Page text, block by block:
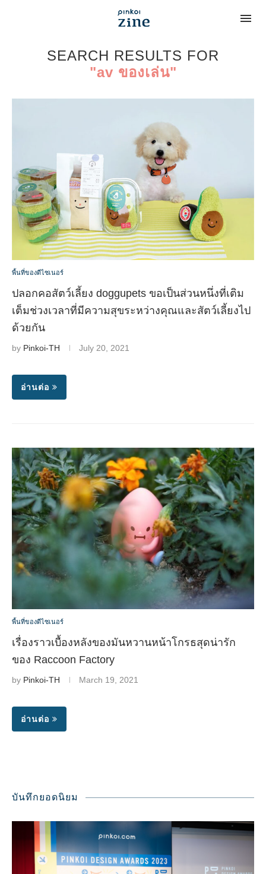
SEARCH RESULTS FOR
"av ของเล่น"
พื้นที่ของดีไซเนอร์
ปลอกคอสัตว์เลี้ยง doggupets ขอเป็นส่วนหนึ่งที่เติม
เต็มช่วงเวลาที่มีความสุขระหว่างคุณและสัตว์เลี้ยงไป
ด้วยกัน
by Pinkoi-TH July 20, 2021
อ่านต่อ
พื้นที่ของดีไซเนอร์
เรื่องราวเบื้องหลังของมันหวานหน้าโกรธสุดน่ารัก
ของ Raccoon Factory
by Pinkoi-TH March 19, 2021
อ่านต่อ
บันทึกยอดนิยม